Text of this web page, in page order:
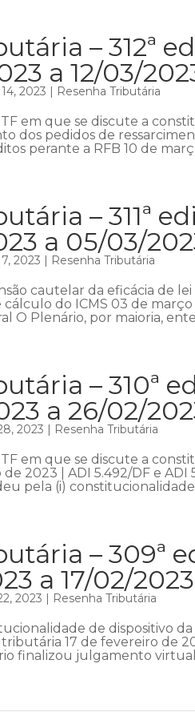
– 312ª
a 12/03/
2023 | Resenha Tributária
em que se discute a
dos pedidos de
perante a RFB 10 de
– 311ª
a 05/03/
2023 | Resenha Tributária
cautelar da eficácia de
do ICMS 03 de março
O Plenário, por maioria,
– 310ª
a 26/02/
2023 | Resenha Tributária
em que se discute a
2023 | ADI 5.492/DF e
pela (i) constitucionalidade
– 309ª
a 17/02/2023
2023 | Resenha Tributária
de dispositivo da
17 de fevereiro de
finalizou julgamento